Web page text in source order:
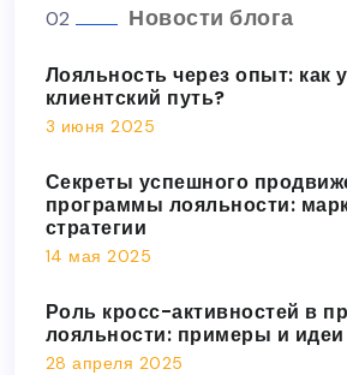
02 Новости блога
Лояльность через опыт: как
клиентский путь?
3 июня 2025
Секреты успешного
программы лояльности:
стратегии
14 мая 2025
Роль кросс-активностей в
лояльности: примеры и идеи
28 апреля 2025